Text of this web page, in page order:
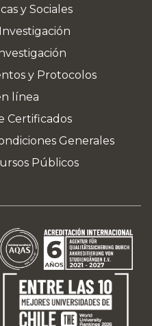
y Sociales
y Protocolos
línea
Certificados
Generales
Públicos